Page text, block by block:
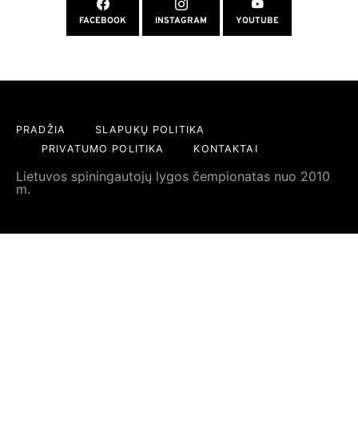
FACEBOOK INSTAGRAM YOUTUBE
PRADŽIA
SLAPUKŲ POLITIKA
PRIVATUMO POLITIKA
KONTAKTAI
Lietuvos spiningautojų lygos čempionatas nuo 2010
m.